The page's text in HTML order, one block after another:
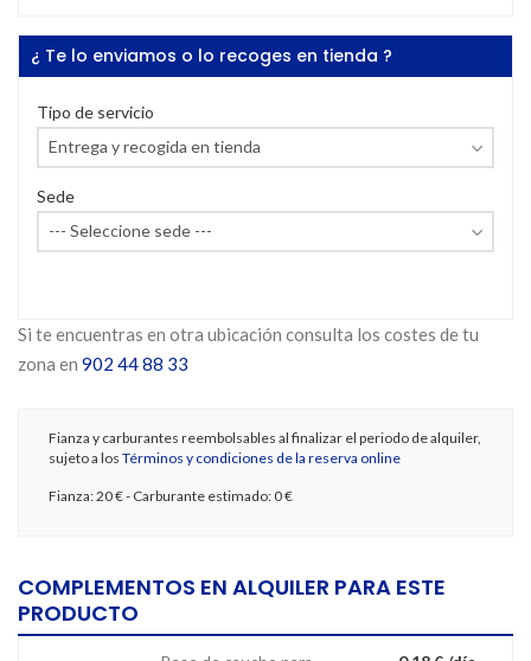
¿ Te lo enviamos o lo recoges en tienda ?
Tipo de servicio
Sede
Si te encuentras en otra ubicación consulta los costes de tu
zona en 902 44 88 33
Fianza y carburantes reembolsables al finalizar el periodo de alquiler,
sujeto a los Términos y condiciones de la reserva online
Fianza:20 €- Carburante estimado: 0 €
COMPLEMENTOS EN ALQUILER PARA ESTE
PRODUCTO